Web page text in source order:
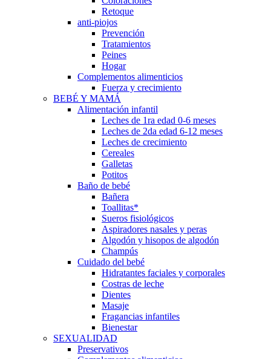
Retoque
anti-piojos
Prevención
Tratamientos
Peines
Hogar
Complementos alimenticios
Fuerza y crecimiento
BEBÉ Y MAMÁ
Alimentación infantil
Leches de 1ra edad 0-6 meses
Leches de 2da edad 6-12 meses
Leches de crecimiento
Cereales
Galletas
Potitos
Baño de bebé
Bañera
Toallitas*
Sueros fisiológicos
Aspiradores nasales y peras
Algodón y hisopos de algodón
Champús
Cuidado del bebé
Hidratantes faciales y corporales
Costras de leche
Dientes
Masaje
Fragancias infantiles
Bienestar
SEXUALIDAD
Preservativos